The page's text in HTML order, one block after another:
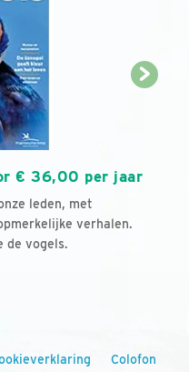
€ 36,00 per jaar
leden, met
verhalen.
de vogels.
Colofon